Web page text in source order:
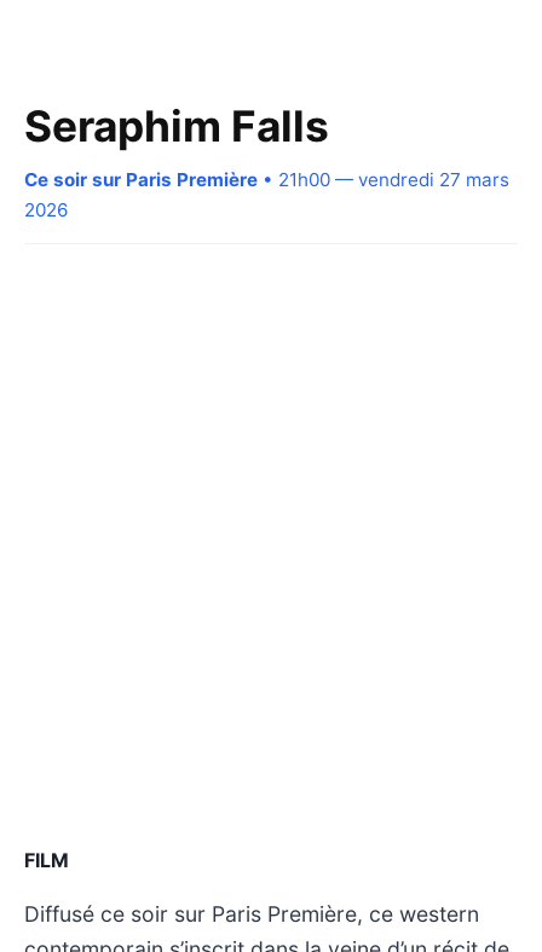
Seraphim Falls
Ce soir sur Paris Première • 21h00 — vendredi 27 mars
2026
FILM
Diffusé ce soir sur Paris Première, ce western